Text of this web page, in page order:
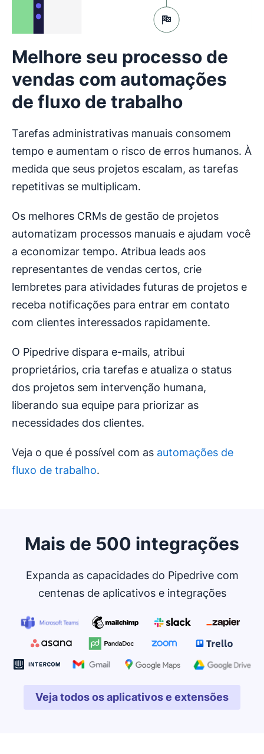
Melhore seu processo de
vendas com automações
de fluxo de trabalho
Tarefas administrativas manuais consomem
tempo e aumentam o risco de erros humanos. À
medida que seus projetos escalam, as tarefas
repetitivas se multiplicam.
Os melhores CRMs de gestão de projetos
automatizam processos manuais e ajudam você
a economizar tempo. Atribua leads aos
representantes de vendas certos, crie
lembretes para atividades futuras de projetos e
receba notificações para entrar em contato
com clientes interessados rapidamente.
O Pipedrive dispara e-mails, atribui
proprietários, cria tarefas e atualiza o status
dos projetos sem intervenção humana,
liberando sua equipe para priorizar as
necessidades dos clientes.
Veja o que é possível com as automações de
fluxo de trabalho.
Mais de 500 integrações
Expanda as capacidades do Pipedrive com
centenas de aplicativos e integrações
Veja todos os aplicativos e extensões
Abre em uma nova janela